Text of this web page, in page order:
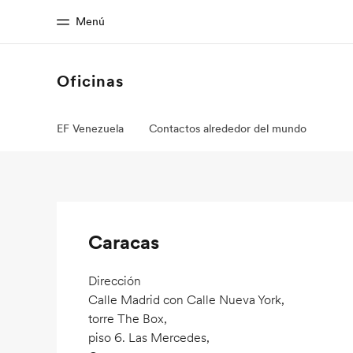
Menú
Inicio
Oficinas
EF Venezuela Contactos alrededor del mundo
Caracas
Dirección
Calle Madrid con Calle Nueva York,
torre The Box,
piso 6. Las Mercedes,